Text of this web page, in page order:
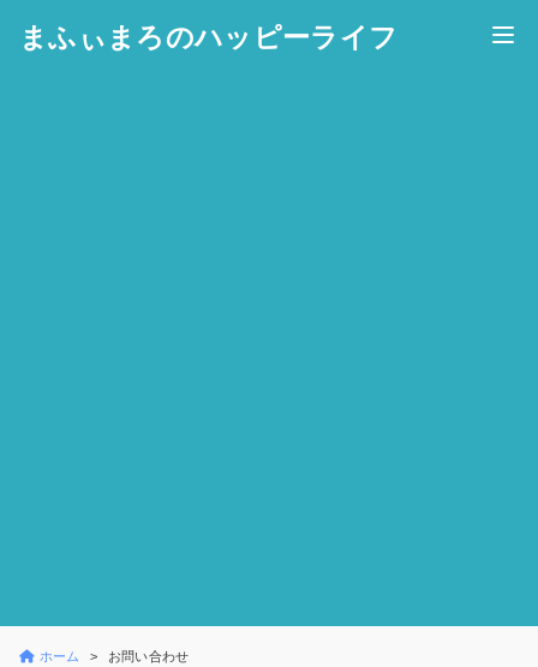
まふぃまろのハッピーライフ
ホーム お問い合わせ